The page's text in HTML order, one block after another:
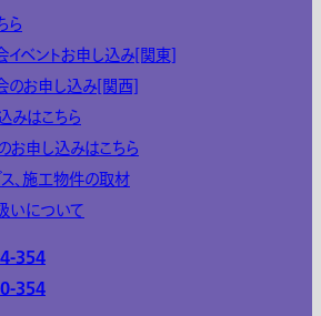
ら
イベントお申し込み[関東]
のお申し込み[関西]
みはこちら
お申し込みはこちら
、施工物件の取材
いについて
354
354